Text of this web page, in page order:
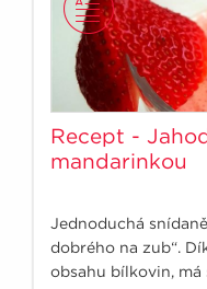
Recept -
mandarinkou
Jednoduchá
dobrého na zub“.
obsahu bílkovin,